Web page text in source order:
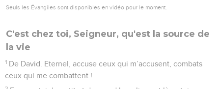
Seuls les Évangiles sont disponibles en vidéo pour le moment.
C'est chez toi, Seigneur, qu'est la source de
la vie
1 De David. Eternel, accuse ceux qui m’accusent, combats
ceux qui me combattent !